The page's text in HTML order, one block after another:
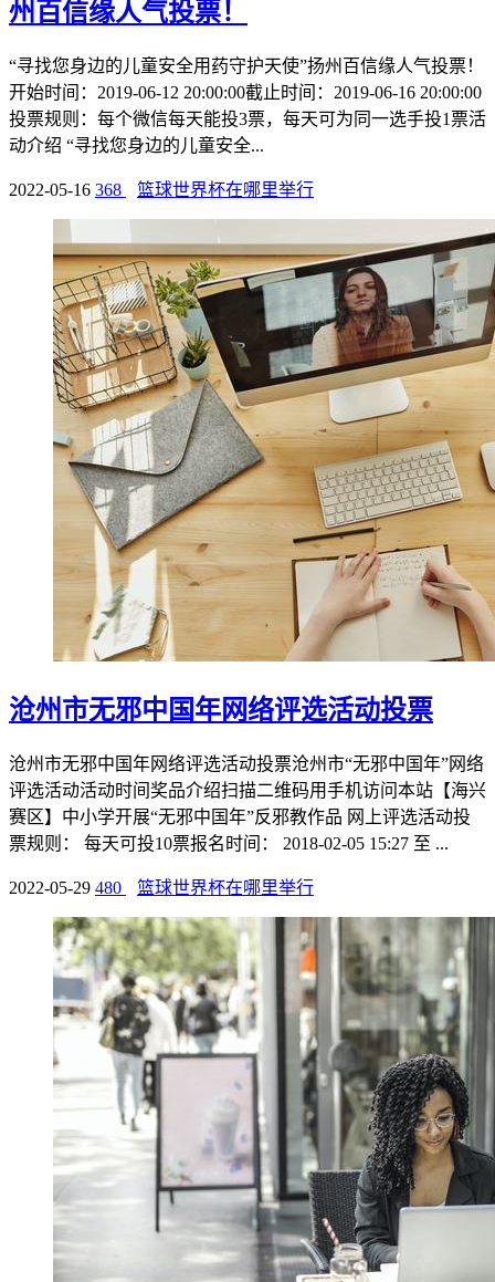
州百信缘人气投票！
“寻找您身边的儿童安全用药守护天使”扬州百信缘人气投票！
开始时间：2019-06-12 20:00:00截止时间：2019-06-16 20:00:00
投票规则：每个微信每天能投3票，每天可为同一选手投1票活
动介绍 “寻找您身边的儿童安全...
2022-05-16 368 篮球世界杯在哪里举行
沧州市无邪中国年网络评选活动投票
沧州市无邪中国年网络评选活动投票沧州市“无邪中国年”网络
评选活动活动时间奖品介绍扫描二维码用手机访问本站【海兴
赛区】中小学开展“无邪中国年”反邪教作品 网上评选活动投
票规则： 每天可投10票报名时间： 2018-02-05 15:27 至 ...
2022-05-29 480 篮球世界杯在哪里举行